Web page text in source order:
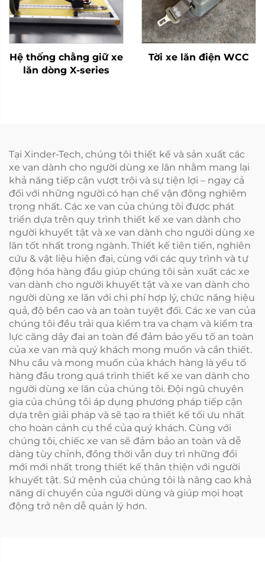
Hệ thống chằng giữ xe
lăn dòng X-series
Tời xe lăn điện WCC
Tại Xinder-Tech, chúng tôi thiết kế và sản xuất các
xe van dành cho người dùng xe lăn nhằm mang lại
khả năng tiếp cận vượt trội và sự tiện lợi – ngay cả
đối với những người có hạn chế vận động nghiêm
trọng nhất. Các xe van của chúng tôi được phát
triển dựa trên quy trình thiết kế xe van dành cho
người khuyết tật và xe van dành cho người dùng xe
lăn tốt nhất trong ngành. Thiết kế tiên tiến, nghiên
cứu & vật liệu hiện đại, cùng với các quy trình và tự
động hóa hàng đầu giúp chúng tôi sản xuất các xe
van dành cho người khuyết tật và xe van dành cho
người dùng xe lăn với chi phí hợp lý, chức năng hiệu
quả, độ bền cao và an toàn tuyệt đối. Các xe van của
chúng tôi đều trải qua kiểm tra va chạm và kiểm tra
lực căng dây đai an toàn để đảm bảo yếu tố an toàn
của xe van mà quý khách mong muốn và cần thiết.
Nhu cầu và mong muốn của khách hàng là yếu tố
hàng đầu trong quá trình thiết kế xe van dành cho
người dùng xe lăn của chúng tôi. Đội ngũ chuyên
gia của chúng tôi áp dụng phương pháp tiếp cận
dựa trên giải pháp và sẽ tạo ra thiết kế tối ưu nhất
cho hoàn cảnh cụ thể của quý khách. Cùng với
chúng tôi, chiếc xe van sẽ đảm bảo an toàn và dễ
dàng tùy chỉnh, đồng thời vẫn duy trì những đổi
mới mới nhất trong thiết kế thân thiện với người
khuyết tật. Sứ mệnh của chúng tôi là nâng cao khả
năng di chuyển của người dùng và giúp mọi hoạt
động trở nên dễ quản lý hơn.